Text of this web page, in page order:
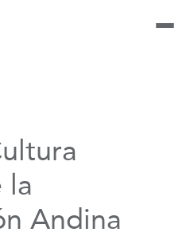
la
Andina